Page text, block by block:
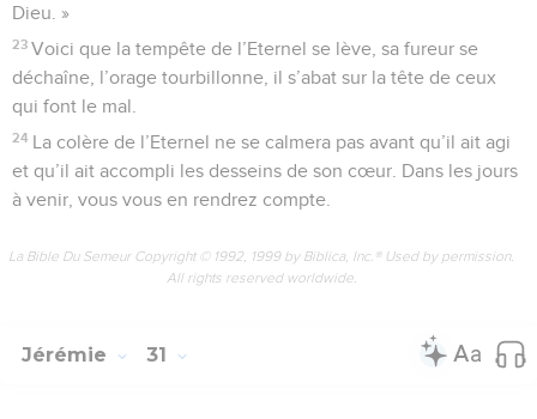
Dieu. »
23 Voici que la tempête de l’Eternel se lève, sa fureur se
déchaîne, l’orage tourbillonne, il s’abat sur la tête de ceux
qui font le mal.
24 La colère de l’Eternel ne se calmera pas avant qu’il ait agi
et qu’il ait accompli les desseins de son cœur. Dans les jours
à venir, vous vous en rendrez compte.
La Bible Du Semeur Copyright © 1992, 1999 by Biblica, Inc.® Used by permission.
All rights reserved worldwide.
Jérémie 31